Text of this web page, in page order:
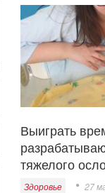
Выиграть
тяжелого
Здоровье 27